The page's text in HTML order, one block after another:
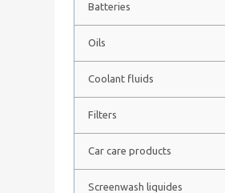
Batteries
Oils
Coolant fluids
Filters
Car care products
Screenwash liquides